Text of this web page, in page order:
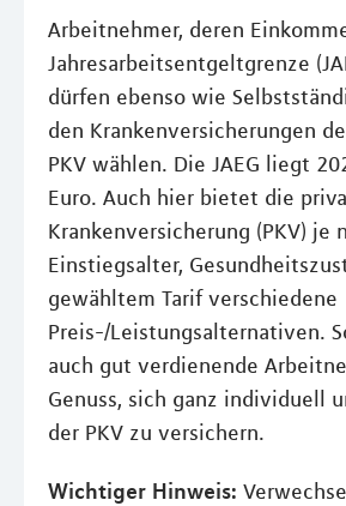
Arbeitnehmer, deren
Jahresarbeitsentgeltgrenze
dürfen ebenso wie
den Krankenversicherungen
PKV wählen. Die JAEG liegt
Euro. Auch hier bietet die
Krankenversicherung (PKV) je
Einstiegsalter,
gewähltem Tarif verschiedene
Preis-/Leistungsalternativen.
auch gut verdienende
Genuss, sich ganz individuell
der PKV zu versichern.
Wichtiger Hinweis: